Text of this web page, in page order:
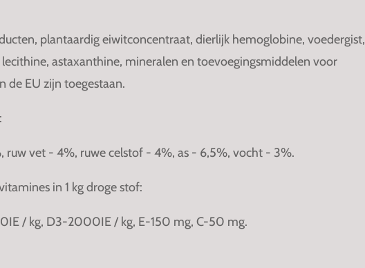
plantaardig eiwitconcentraat, dierlijk hemoglobine, voedergist,
lecithine, astaxanthine, mineralen en toevoegingsmiddelen voor
de EU zijn toegestaan.
ruw vet - 4%, ruwe celstof - 4%, as - 6,5%, vocht - 3%.
in 1 kg droge stof:
/ kg, D3-2000IE / kg, E-150 mg, C-50 mg.